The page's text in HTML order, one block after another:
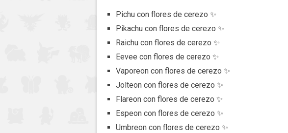
Pichu con flores de cerezo ✨
Pikachu con flores de cerezo ✨
Raichu con flores de cerezo ✨
Eevee con flores de cerezo ✨
Vaporeon con flores de cerezo ✨
Jolteon con flores de cerezo ✨
Flareon con flores de cerezo ✨
Espeon con flores de cerezo ✨
Umbreon con flores de cerezo ✨